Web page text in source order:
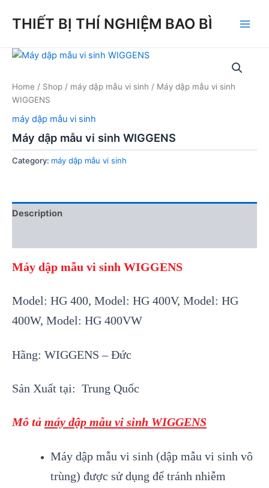
THIẾT BỊ THÍ NGHIỆM BAO BÌ
Home / Shop / máy dập mẫu vi sinh / Máy dập mẫu vi sinh
WIGGENS
máy dập mẫu vi sinh
Máy dập mẫu vi sinh WIGGENS
Category: máy dập mẫu vi sinh
Description
Máy dập mẫu vi sinh WIGGENS
Model: HG 400, Model: HG 400V, Model: HG
400W, Model: HG 400VW
Hãng: WIGGENS – Đức
Sản Xuất tại: Trung Quốc
Mô tả máy dập mẫu vi sinh WIGGENS
Máy dập mẫu vi sinh (dập mẫu vi sinh vô
trùng) được sử dụng để tránh nhiễm